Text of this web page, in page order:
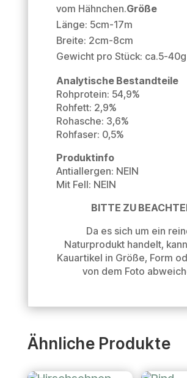
vom Hähnchen.Größe
Länge: 5cm-17m
Breite: 2cm-8cm
Gewicht pro Stück: ca.5-40g
Analytische Bestandteile
Rohprotein: 54,9%
Rohfett: 2,9%
Rohasche: 3,6%
Rohfaser: 0,5%
Produktinfo
Antiallergen: NEIN
Mit Fell: NEIN
BITTE ZU
Da es sich um ein
Naturprodukt handelt,
Kauartikel in Größe, Form
von dem Foto
Ähnliche Produkte